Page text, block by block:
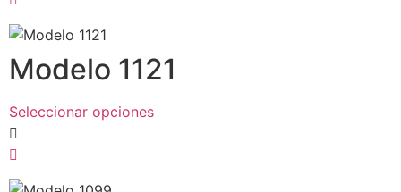
Modelo 1121
Seleccionar opciones